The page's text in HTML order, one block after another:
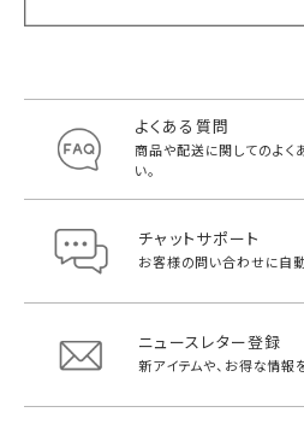
よくある質問
商品や配送に関してのよく
い。
チャットサポート
お客様の問い合わせに自
ニュースレター登録
新アイテムや、お得な情報